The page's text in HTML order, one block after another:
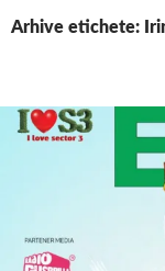
Arhive etichete: